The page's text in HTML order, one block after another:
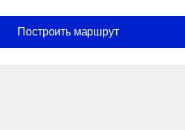
Построить маршрут